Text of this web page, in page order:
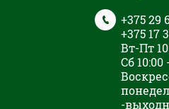
+375 29
+375 17
Вт-Пт
Сб 10:00
-